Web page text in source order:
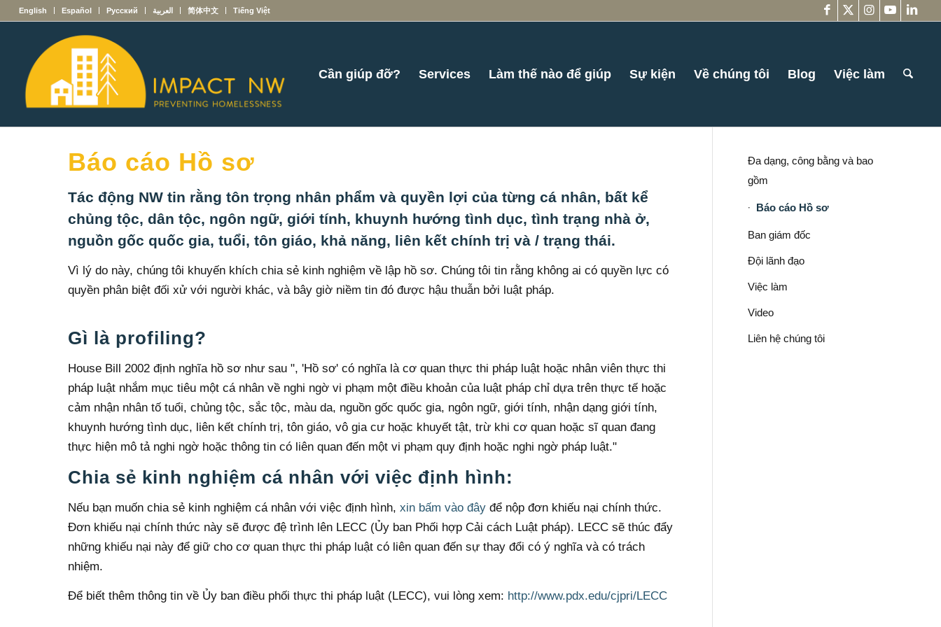
English Español Русский العربية 简体中文 Tiếng Việt
Cần giúp đỡ? Services Làm thế nào để giúp Sự kiện Về chúng tôi Blog Việc làm
Báo cáo Hồ sơ
Tác động NW tin rằng tôn trọng nhân phẩm và quyền lợi của từng cá nhân, bất kể
chủng tộc, dân tộc, ngôn ngữ, giới tính, khuynh hướng tình dục, tình trạng nhà ở,
nguồn gốc quốc gia, tuổi, tôn giáo, khả năng, liên kết chính trị và / trạng thái.
Vì lý do này, chúng tôi khuyến khích chia sẻ kinh nghiệm về lập hồ sơ. Chúng tôi tin rằng không ai có quyền lực có
quyền phân biệt đối xử với người khác, và bây giờ niềm tin đó được hậu thuẫn bởi luật pháp.
Gì là profiling?
House Bill 2002 định nghĩa hồ sơ như sau ", 'Hồ sơ' có nghĩa là cơ quan thực thi pháp luật hoặc nhân viên thực thi
pháp luật nhắm mục tiêu một cá nhân về nghi ngờ vi phạm một điều khoản của luật pháp chỉ dựa trên thực tế hoặc
cảm nhận nhân tố tuổi, chủng tộc, sắc tộc, màu da, nguồn gốc quốc gia, ngôn ngữ, giới tính, nhận dạng giới tính,
khuynh hướng tình dục, liên kết chính trị, tôn giáo, vô gia cư hoặc khuyết tật, trừ khi cơ quan hoặc sĩ quan đang
thực hiện mô tả nghi ngờ hoặc thông tin có liên quan đến một vi phạm quy định hoặc nghi ngờ pháp luật."
Chia sẻ kinh nghiệm cá nhân với việc định hình:
Nếu bạn muốn chia sẻ kinh nghiệm cá nhân với việc định hình,xin bấm vào đây để nộp đơn khiếu nại chính thức.
Đơn khiếu nại chính thức này sẽ được đệ trình lên LECC (Ủy ban Phối hợp Cải cách Luật pháp). LECC sẽ thúc đẩy
những khiếu nại này để giữ cho cơ quan thực thi pháp luật có liên quan đến sự thay đổi có ý nghĩa và có trách
nhiệm.
Để biết thêm thông tin về Ủy ban điều phối thực thi pháp luật (LECC), vui lòng xem: http://www.pdx.edu/cjpri/LECC
Đa dạng, công bằng và bao
gồm
Báo cáo Hồ sơ
Ban giám đốc
Đội lãnh đạo
Việc làm
Video
Liên hệ chúng tôi